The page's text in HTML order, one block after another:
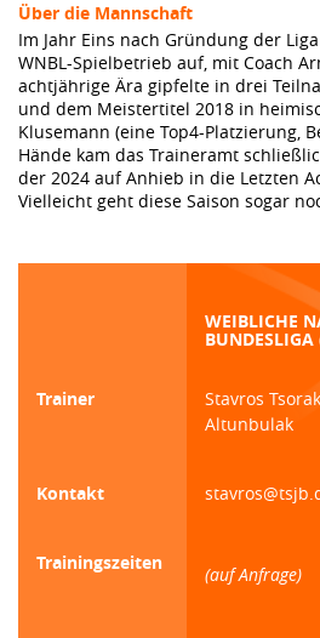
Über die Mannschaft
Im Jahr Eins nach Gründung der
WNBL-Spielbetrieb auf, mit Coach
achtjährige Ära gipfelte in drei
und dem Meistertitel 2018 in
Klusemann (eine Top4-Platzierung,
Hände kam das Traineramt
der 2024 auf Anhieb in die Letzten
Vielleicht geht diese Saison sogar
WEIBLICHE
Trainer
Stavros
Altunbulak
Kontakt
Trainingszeiten
(auf Anfrage)